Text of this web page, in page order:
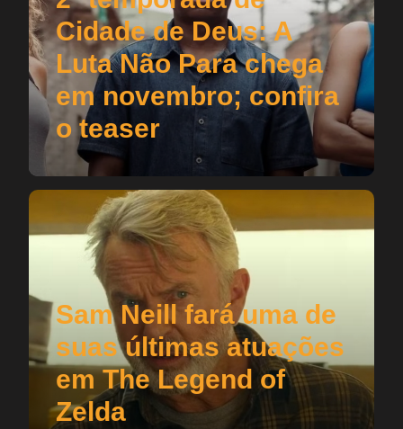
Cidade de Deus: A
Luta Não Para chega
em novembro; confira
o teaser
Sam Neill fará uma de
suas últimas atuações
em The Legend of
Zelda